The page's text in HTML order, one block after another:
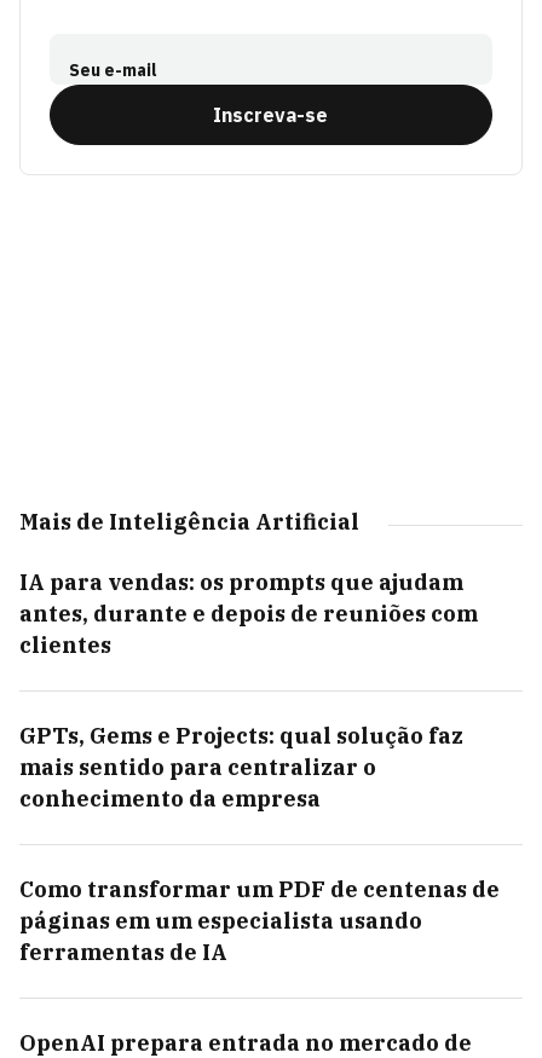
Seu e-mail
Inscreva-se
Mais de Inteligência Artificial
IA para vendas: os prompts que ajudam
antes, durante e depois de reuniões com
clientes
GPTs, Gems e Projects: qual solução faz
mais sentido para centralizar o
conhecimento da empresa
Como transformar um PDF de centenas de
páginas em um especialista usando
ferramentas de IA
OpenAI prepara entrada no mercado de